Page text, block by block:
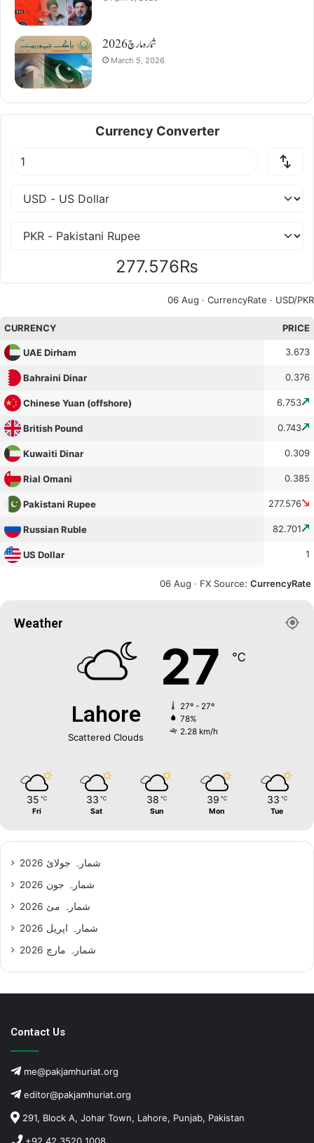
شمارہ مارچ 2026
March 5, 2026
Currency Converter
277.576₨
06 Aug · CurrencyRate · USD/PKR
CURRENCY PRICE
UAE Dirham 3.673
Bahraini Dinar 0.376
Chinese Yuan (offshore) 6.753
British Pound 0.743
Kuwaiti Dinar 0.309
Rial Omani 0.385
Pakistani Rupee 277.576
Russian Ruble 82.701
US Dollar 1
06 Aug · FX Source: CurrencyRate
Weather
Lahore
Scattered Clouds
27 ℃
27º - 27º
78%
2.28 km/h
35 ℃
Fri
33 ℃
Sat
38 ℃
Sun
39 ℃
Mon
33 ℃
Tue
شمارہ جولائ 2026
شمارہ جون 2026
شمارہ مئ 2026
شمارہ اپریل 2026
شمارہ مارچ 2026
Contact Us
me@pakjamhuriat.org
editor@pakjamhuriat.org
291, Block A, Johar Town, Lahore, Punjab, Pakistan
+92 42 3520 1008